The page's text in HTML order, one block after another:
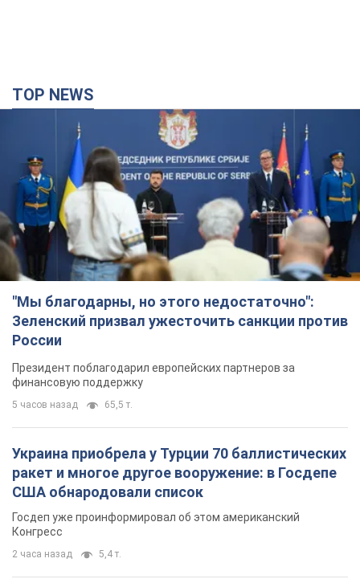
TOP NEWS
"Мы благодарны, но этого недостаточно":
Зеленский призвал ужесточить санкции против
России
Президент поблагодарил европейских партнеров за
финансовую поддержку
5 часов назад 65,5 т.
Украина приобрела у Турции 70 баллистических
ракет и многое другое вооружение: в Госдепе
США обнародовали список
Госдеп уже проинформировал об этом американский
Конгресс
2 часа назад 5,4 т.